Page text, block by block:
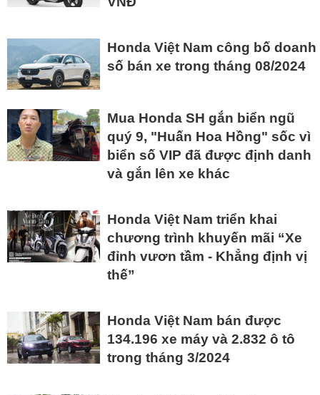
Honda Việt Nam công bố doanh
số bán xe trong tháng 08/2024
Mua Honda SH gắn biển ngũ
quý 9, "Huấn Hoa Hồng" sốc vì
biển số VIP đã được định danh
và gắn lên xe khác
Honda Việt Nam triển khai
chương trình khuyến mãi “Xe
đỉnh vươn tầm - Khẳng định vị
thế”
Honda Việt Nam bán được
134.196 xe máy và 2.832 ô tô
trong tháng 3/2024